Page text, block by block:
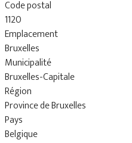
Code postal
1120
Emplacement
Bruxelles
Municipalité
Bruxelles-Capitale
Région
Province de Bruxelles
Pays
Belgique